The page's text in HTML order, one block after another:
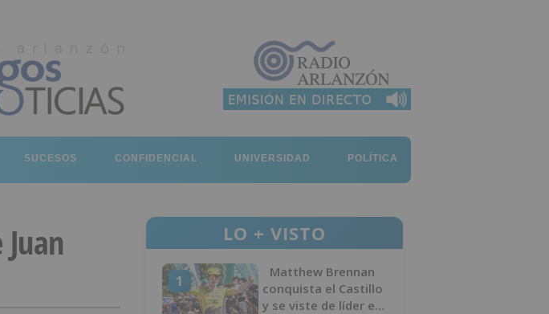
SUCESOS CONFIDENCIAL UNIVERSIDAD POLÍTICA
LO + VISTO
1
Matthew Brennan
conquista el Castillo
y se viste de líder en